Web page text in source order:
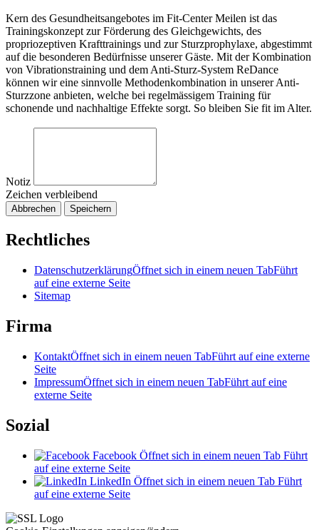
Kern des Gesundheitsangebotes im Fit-Center Meilen ist das
Trainingskonzept zur Förderung des Gleichgewichts, des
propriozeptiven Krafttrainings und zur Sturzprophylaxe, abgestimmt
auf die besonderen Bedürfnisse unserer Gäste. Mit der Kombination
von Vibrationstraining und dem Anti-Sturz-System ReDance
können wir eine sinnvolle Methodenkombination in unserer Anti-
Sturzzone anbieten, welche bei regelmässigem Training für
schonende und nachhaltige Effekte sorgt. So bleiben Sie fit im Alter.
Notiz
Zeichen verbleibend
Abbrechen Speichern
Rechtliches
DatenschutzerklärungÖffnet sich in einem neuen TabFührt
auf eine externe Seite
Sitemap
Firma
KontaktÖffnet sich in einem neuen TabFührt auf eine externe
Seite
ImpressumÖffnet sich in einem neuen TabFührt auf eine
externe Seite
Sozial
Facebook Öffnet sich in einem neuen Tab Führt
auf eine externe Seite
LinkedIn Öffnet sich in einem neuen Tab Führt
auf eine externe Seite